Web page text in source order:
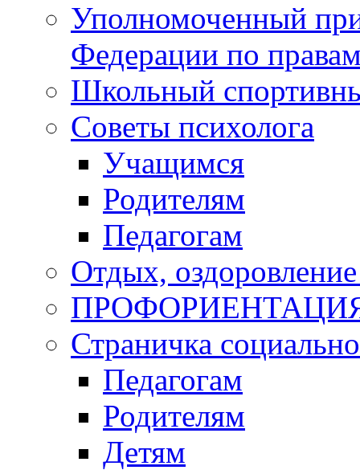
Уполномоченный
Федерации по
Школьный
Советы психолога
Учащимся
Родителям
Педагогам
Отдых, оздоровление
Страничка
Педагогам
Родителям
Детям